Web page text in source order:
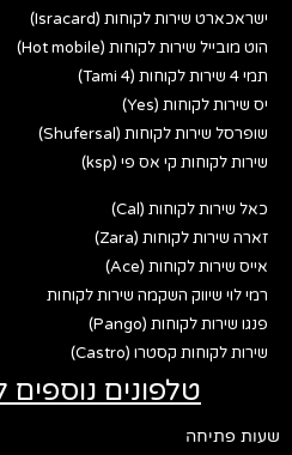
ישראכארט שירות לקוחות (Isracard)
הוט מובייל שירות לקוחות (Hot mobile)
תמי 4 שירות לקוחות (Tami 4)
יס שירות לקוחות (Yes)
שופרסל שירות לקוחות (Shufersal)
שירות לקוחות קי אס פי (ksp)
כאל שירות לקוחות (Cal)
זארה שירות לקוחות (Zara)
אייס שירות לקוחות (Ace)
רמי לוי שיווק השקמה שירות לקוחות
פנגו שירות לקוחות (Pango)
שירות לקוחות קסטרו (Castro)
טלפונים נוספים
שעות פתיחה